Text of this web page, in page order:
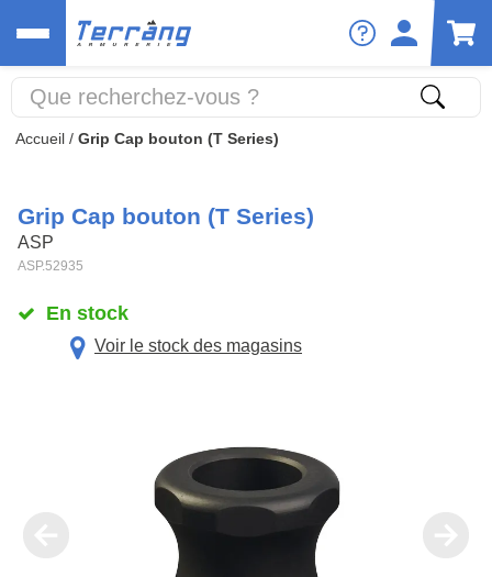
Accueil / Grip Cap bouton (T Series)
Grip Cap bouton (T Series)
ASP
ASP.52935
En stock
Voir le stock des magasins